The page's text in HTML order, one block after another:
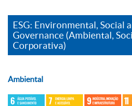
ESG: Environmental, Social
Governance (Ambiental,
Corporativa)
Ambiental